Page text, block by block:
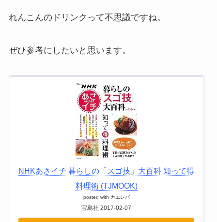
れんこんのドリンクって不思議ですね。
ぜひ参考にしたいと思います。
NHKあさイチ 暮らしの「スゴ技」大百科 知って得
料理術 (TJMOOK)
posted with カエレバ
宝島社 2017-02-07